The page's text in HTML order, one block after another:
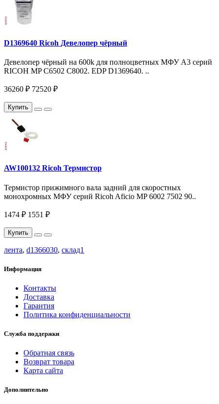
D1369640 Ricoh Девелопер чёрный
Девелопер чёрный на 600k для полноцветных МФУ A3 серий
RICOH MP С6502 С8002. EDP D1369640. ..
36260 ₽ 72520 ₽
Купить
AW100132 Ricoh Термистор
Термистор прижимного вала задний для скоростных
монохромных МФУ серий Ricoh Aficio MP 6002 7502 90..
1474 ₽ 1551 ₽
Купить
лента, d1366030, склад1
Информация
Контакты
Доставка
Гарантия
Политика конфиденциальности
Служба поддержки
Обратная связь
Возврат товара
Карта сайта
Дополнительно